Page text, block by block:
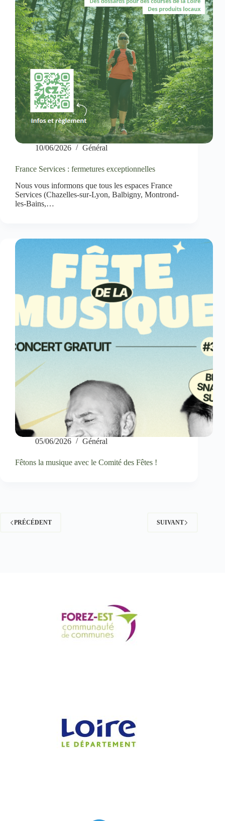
10/06/2026 Général
France Services : fermetures exceptionnelles
Nous vous informons que tous les espaces France
Services (Chazelles-sur-Lyon, Balbigny, Montrond-
les-Bains,…
05/06/2026 Général
Fêtons la musique avec le Comité des Fêtes !
PRÉCÉDENT SUIVANT